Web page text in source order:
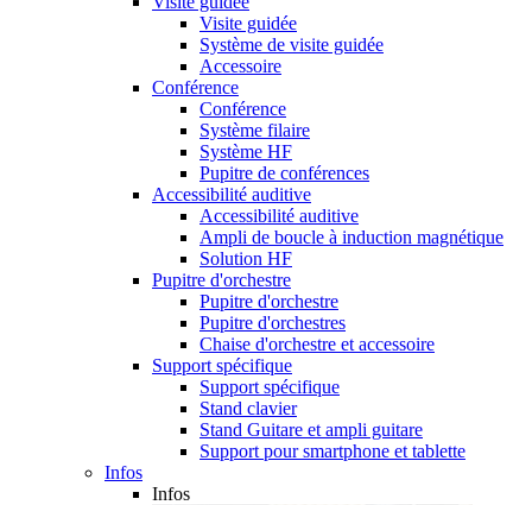
Visite guidée
Système de visite guidée
Accessoire
Conférence
Conférence
Système filaire
Système HF
Pupitre de conférences
Accessibilité auditive
Accessibilité auditive
Ampli de boucle à induction magnétique
Solution HF
Pupitre d'orchestre
Pupitre d'orchestre
Pupitre d'orchestres
Chaise d'orchestre et accessoire
Support spécifique
Support spécifique
Stand clavier
Stand Guitare et ampli guitare
Support pour smartphone et tablette
Infos
Infos